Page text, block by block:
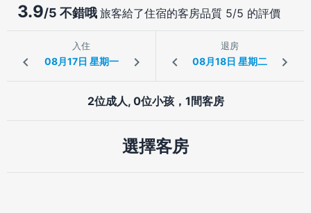
3.9/5 不錯哦 旅客給了住宿的客房品質 5/5 的評價
入住 退房
2位成人, 0位小孩，1間客房
選擇客房